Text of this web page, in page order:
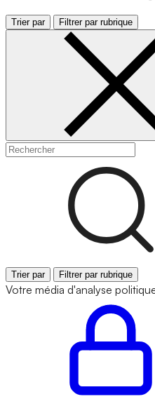
Trier par Filtrer par rubrique
Trier par Filtrer par rubrique
Votre média d'analyse